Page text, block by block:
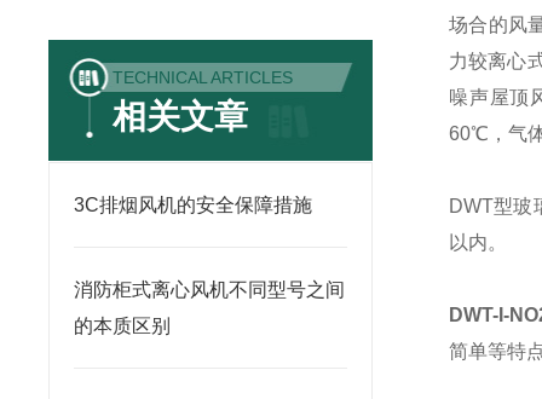
TECHNICAL ARTICLES
相关文章
3C排烟风机的安全保障措施
消防柜式离心风机不同型号之间
的本质区别
场合的风
力较离心
噪声屋顶
60℃，气
DWT型玻
以内。
DWT-I-
简单等特